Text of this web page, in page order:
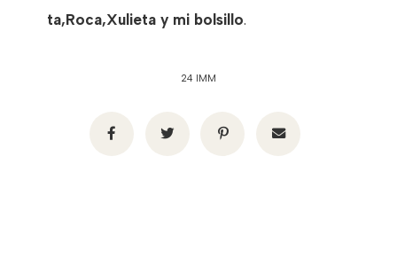
ta,Roca,Xulieta y mi bolsillo.
24 IMM